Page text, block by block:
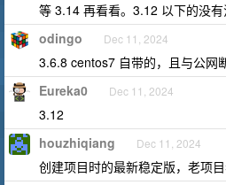
等 3.14 再看看。3.12 以下的没
odingo Dec 11, 2024
3.6.8 centos7 自带的，且与公网
Eureka0 Dec 11, 2024
3.12
houzhiqiang Dec 11, 2024
创建项目时的最新稳定版，老项